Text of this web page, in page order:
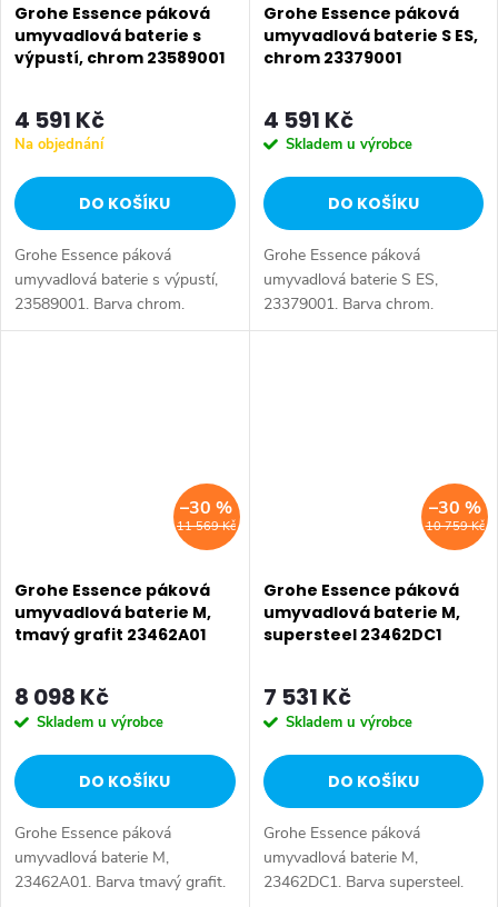
Grohe Essence páková
umyvadlová baterie s
výpustí, chrom 23589001
4 591 Kč
Na objednání
DO KOŠÍKU
Grohe Essence páková
umyvadlová baterie s výpustí,
23589001. Barva chrom.
Grohe Essence páková
umyvadlová baterie S ES,
chrom 23379001
4 591 Kč
Skladem u výrobce
DO KOŠÍKU
Grohe Essence páková
umyvadlová baterie S ES,
23379001. Barva chrom.
11 569 Kč
–30 %
Grohe Essence páková
umyvadlová baterie M,
tmavý grafit 23462A01
8 098 Kč
Skladem u výrobce
DO KOŠÍKU
Grohe Essence páková
umyvadlová baterie M,
23462A01. Barva tmavý grafit.
10 759 Kč
–30 %
Grohe Essence páková
umyvadlová baterie M,
supersteel 23462DC1
7 531 Kč
Skladem u výrobce
DO KOŠÍKU
Grohe Essence páková
umyvadlová baterie M,
23462DC1. Barva supersteel.